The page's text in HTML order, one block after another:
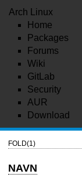
Arch Linux
Home
Packages
Forums
Wiki
GitLab
Security
AUR
Download
FOLD(1)
NAVN